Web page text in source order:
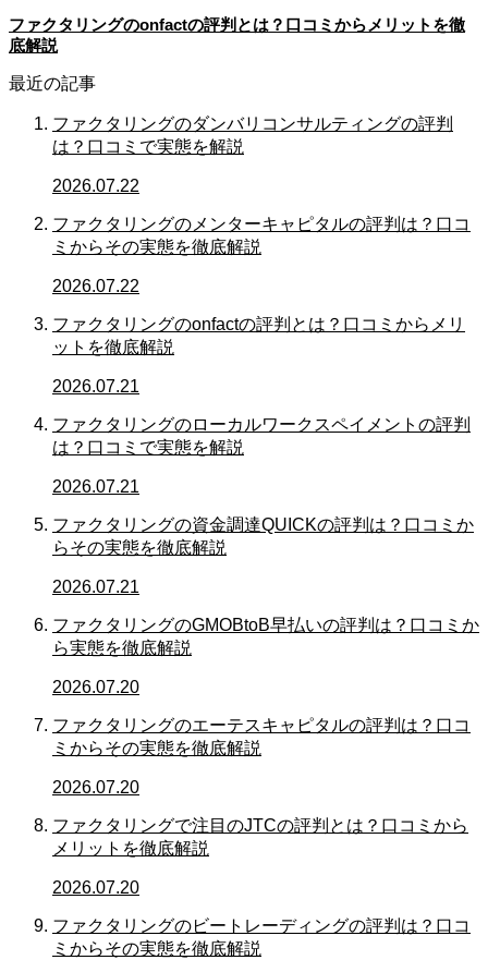
ファクタリングのonfactの評判とは？口コミからメリットを徹
底解説
最近の記事
ファクタリングのダンバリコンサルティングの評判
は？口コミで実態を解説
2026.07.22
ファクタリングのメンターキャピタルの評判は？口コ
ミからその実態を徹底解説
2026.07.22
ファクタリングのonfactの評判とは？口コミからメリ
ットを徹底解説
2026.07.21
ファクタリングのローカルワークスペイメントの評判
は？口コミで実態を解説
2026.07.21
ファクタリングの資金調達QUICKの評判は？口コミか
らその実態を徹底解説
2026.07.21
ファクタリングのGMOBtoB早払いの評判は？口コミか
ら実態を徹底解説
2026.07.20
ファクタリングのエーテスキャピタルの評判は？口コ
ミからその実態を徹底解説
2026.07.20
ファクタリングで注目のJTCの評判とは？口コミから
メリットを徹底解説
2026.07.20
ファクタリングのビートレーディングの評判は？口コ
ミからその実態を徹底解説